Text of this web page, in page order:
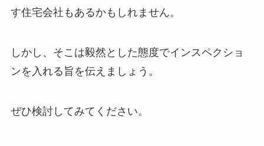
す住宅会社もあるかもしれません。
しかし、そこは毅然とした態度でインスペクショ
ンを入れる旨を伝えましょう。
ぜひ検討してみてください。